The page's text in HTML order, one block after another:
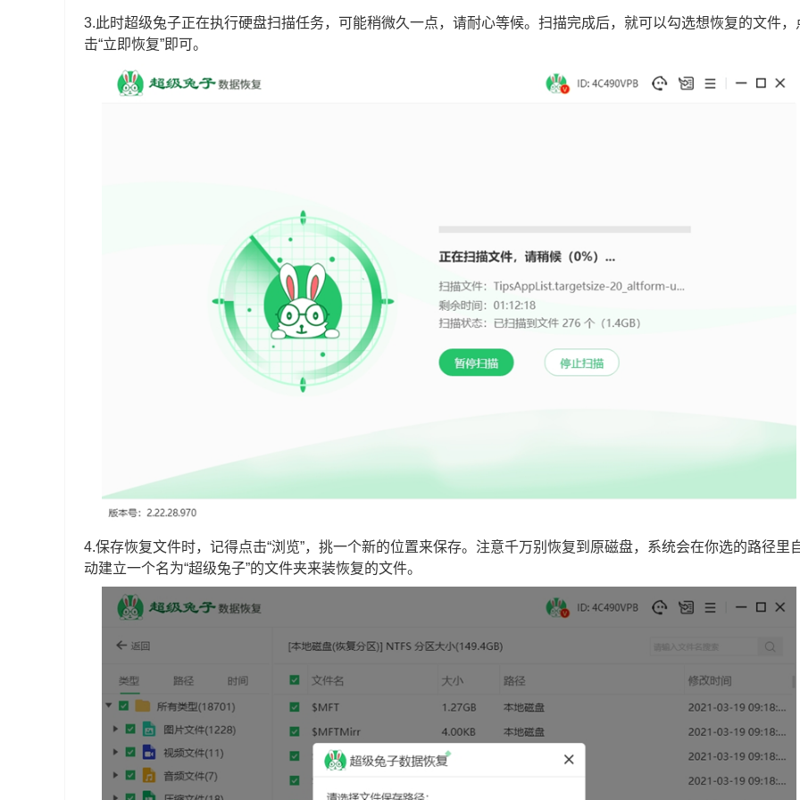
3.此时超级兔子正在执行硬盘扫描任务，可能稍微久一点，请耐心等候。扫描完成后，就可以勾选想恢复的文件，
击“立即恢复”即可。
4.保存恢复文件时，记得点击“浏览”，挑一个新的位置来保存。注意千万别恢复到原磁盘，系统会在你选的路径里
动建立一个名为“超级兔子”的文件夹来装恢复的文件。